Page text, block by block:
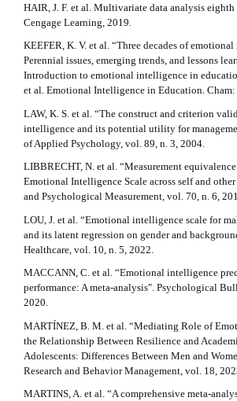
HAIR, J. F. et al. Multivariate data analysis
Cengage Learning, 2019.
KEEFER, K. V. et al. “Three decades of
Perennial issues, emerging trends, and lessons
Introduction to emotional intelligence in
et al. Emotional Intelligence in Education. Cham:
LAW, K. S. et al. “The construct and criterion
intelligence and its potential utility for
of Applied Psychology, vol. 89, n. 3, 2004.
LIBBRECHT, N. et al. “Measurement
Emotional Intelligence Scale across self and
and Psychological Measurement, vol. 70, n. 6,
LOU, J. et al. “Emotional intelligence scale for
and its latent regression on gender and
Healthcare, vol. 10, n. 5, 2022.
MACCANN, C. et al. “Emotional intelligence
performance: A meta-analysis". Psychological
2020.
MARTÍNEZ, B. M. et al. “Mediating Role of
the Relationship Between Resilience and
Adolescents: Differences Between Men and
Research and Behavior Management, vol. 18,
MARTINS, A. et al. “A comprehensive meta-